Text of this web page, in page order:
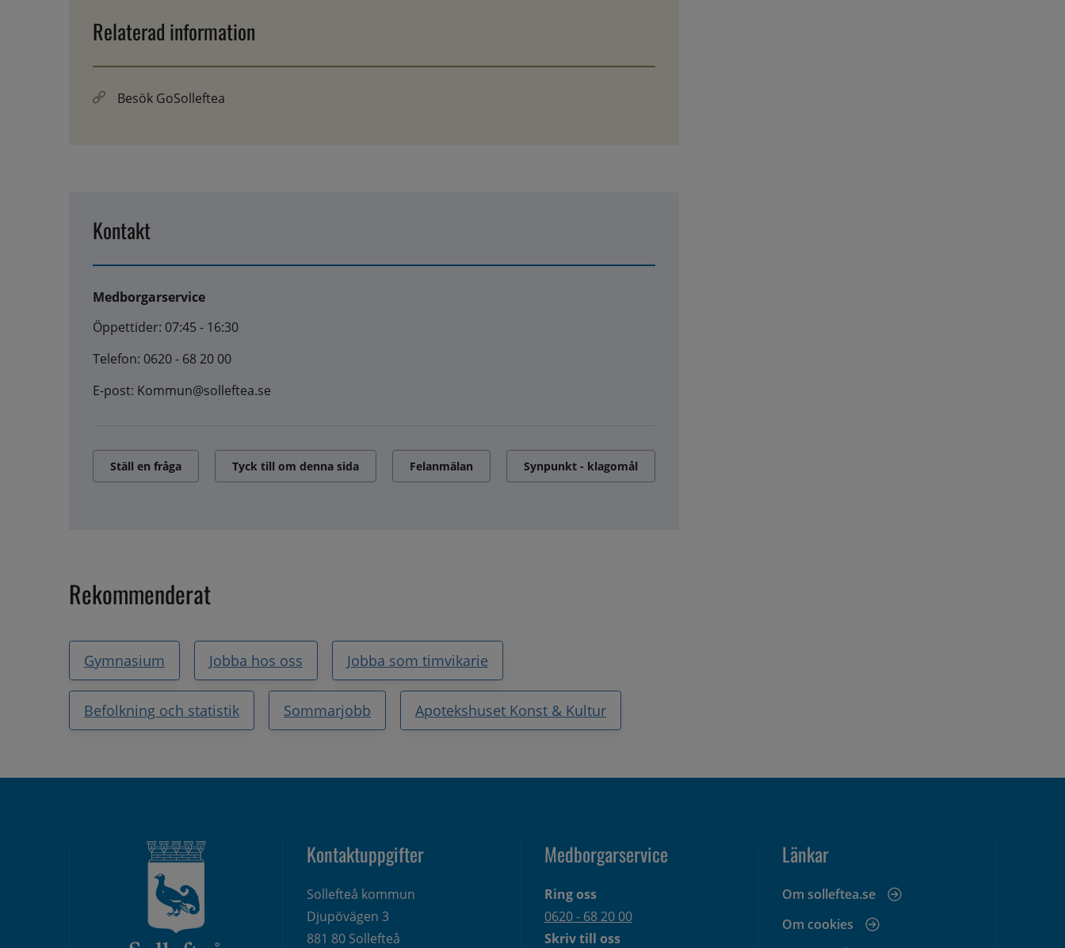
Relaterad information
Besök GoSolleftea
Kontakt
Medborgarservice
Öppettider: 07:45 - 16:30
Telefon: 0620 - 68 20 00
E-post: Kommun@solleftea.se
Ställ en fråga Tyck till om denna sida Felanmälan Synpunkt - klagomål
Rekommenderat
Gymnasium Jobba hos oss Jobba som timvikarie
Befolkning och statistik Sommarjobb Apotekshuset Konst & Kultur
Kontaktuppgifter
Sollefteå kommun
Djupövägen 3
881 80 Sollefteå
Medborgarservice
Ring oss
0620 - 68 20 00
Skriv till oss
Länkar
Om solleftea.se
Om cookies